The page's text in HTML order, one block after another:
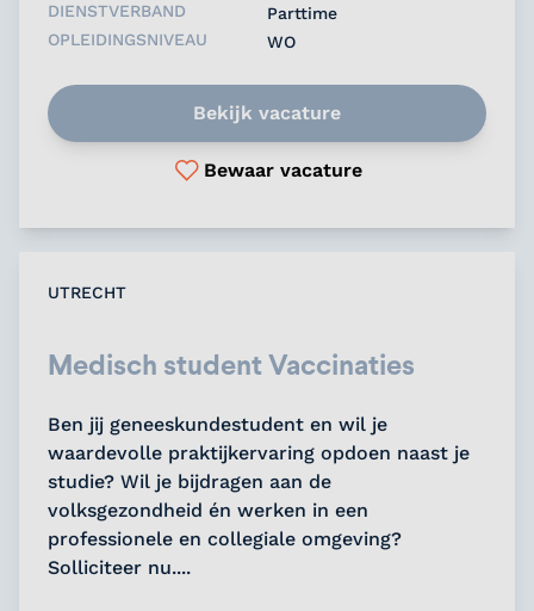
DIENSTVERBAND
Parttime
OPLEIDINGSNIVEAU
WO
Bekijk vacature
Bewaar vacature
UTRECHT
Medisch student Vaccinaties
Ben jij geneeskundestudent en wil je
waardevolle praktijkervaring opdoen naast je
studie? Wil je bijdragen aan de
volksgezondheid én werken in een
professionele en collegiale omgeving?
Solliciteer nu....